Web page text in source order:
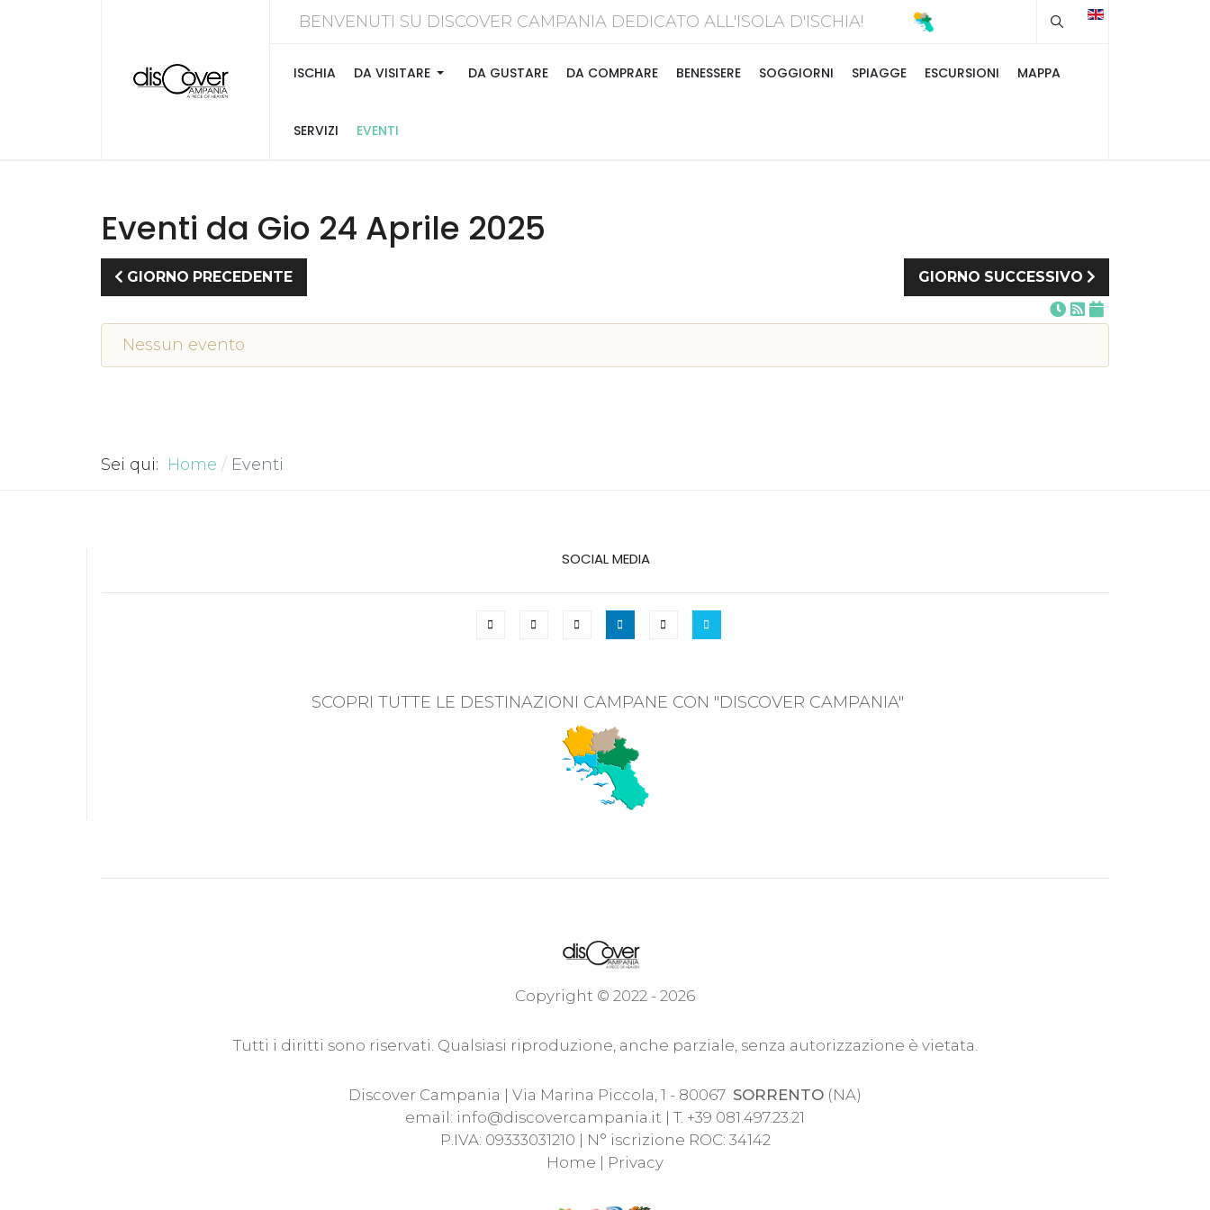
BENVENUTI SU DISCOVER CAMPANIA DEDICATO ALL'ISOLA D'ISCHIA!
Type 2 or more
ISCHIA DA VISITARE DA GUSTARE DA COMPRARE BENESSERE SOGGIORNI SPIAGGE ESCURSIONI MAPPA
SERVIZI EVENTI
Eventi da Gio 24 Aprile 2025
GIORNO PRECEDENTE GIORNO SUCCESSIVO
Nessun evento
Sei qui: Home Eventi
SOCIAL MEDIA
SCOPRI TUTTE LE DESTINAZIONI CAMPANE CON "DISCOVER CAMPANIA"
Copyright © 2022 - 2026
Tutti i diritti sono riservati. Qualsiasi riproduzione, anche parziale, senza autorizzazione è vietata.
Discover Campania | Via Marina Piccola, 1 - 80067 SORRENTO (NA)
email: info@discovercampania.it | T. +39 081.497.23.21
P.IVA: 09333031210 | N° iscrizione ROC: 34142
Home
Privacy